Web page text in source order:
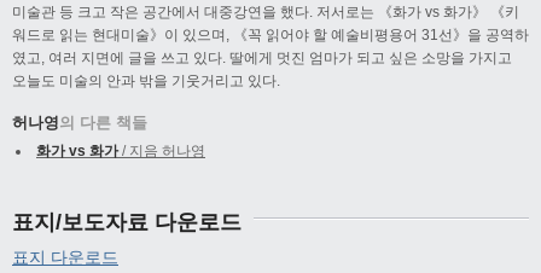
미술관 등 크고 작은 공간에서 대중강연을 했다. 저서로는 《화가 vs 화가》 《키
워드로 읽는 현대미술》이 있으며, 《꼭 읽어야 할 예술비평용어 31선》을 공역하
였고, 여러 지면에 글을 쓰고 있다. 딸에게 멋진 엄마가 되고 싶은 소망을 가지고
오늘도 미술의 안과 밖을 기웃거리고 있다.
허나영의 다른 책들
화가 vs 화가/ 지음 허나영
표지/보도자료 다운로드
표지 다운로드